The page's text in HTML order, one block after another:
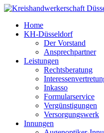
Home
KH-Düsseldorf
Der Vorstand
Ansprechpartner
Leistungen
Rechtsberatung
Inkasso
Formularservice
Vergünstigungen
Versorgungswerk
Innungen